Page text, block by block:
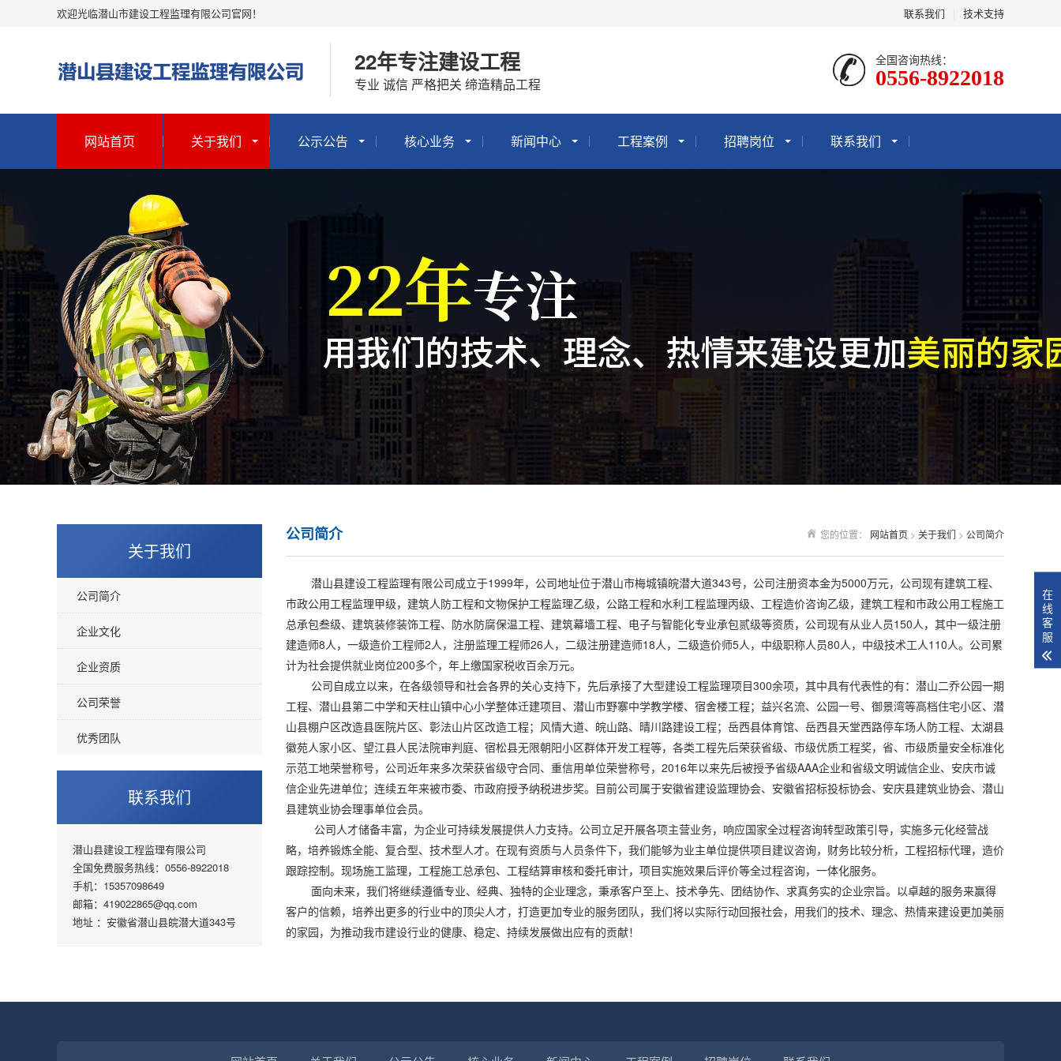
联系我们 技术支持
欢迎光临潜山市建设工程监理有限公司官网！
22年专注建设工程
专业 诚信 严格把关 缔造精品工程
全国咨询热线：
0556-8922018
网站首页 关于我们 公示公告 核心业务 新闻中心 工程案例 招聘岗位 联系我们
关于我们
公司简介
企业文化
企业资质
公司荣誉
优秀团队
联系我们
潜山县建设工程监理有限公司
全国免费服务热线：0556-8922018
手机：15357098649
邮箱：419022865@qq.com
地址 ：安徽省潜山县皖潜大道343号
您的位置： 网站首页 > 关于我们 > 公司简介
公司简介
潜山县建设工程监理有限公司成立于1999年，公司地址位于潜山市梅城镇皖潜大道343号，公司注册资本金为5000万元，公司现有建筑工程、
市政公用工程监理甲级，建筑人防工程和文物保护工程监理乙级，公路工程和水利工程监理丙级、工程造价咨询乙级，建筑工程和市政公用工程施工
总承包叁级、建筑装修装饰工程、防水防腐保温工程、建筑幕墙工程、电子与智能化专业承包贰级等资质，公司现有从业人员150人，其中一级注册
建造师8人，一级造价工程师2人，注册监理工程师26人，二级注册建造师18人，二级造价师5人，中级职称人员80人，中级技术工人110人。公司累
计为社会提供就业岗位200多个，年上缴国家税收百余万元。
公司自成立以来，在各级领导和社会各界的关心支持下，先后承接了大型建设工程监理项目300余项，其中具有代表性的有：潜山二乔公园一期
工程、潜山县第二中学和天柱山镇中心小学整体迁建项目、潜山市野寨中学教学楼、宿舍楼工程；益兴名流、公园一号、御景湾等高档住宅小区、潜
山县棚户区改造县医院片区、彰法山片区改造工程；风情大道、皖山路、晴川路建设工程；岳西县体育馆、岳西县天堂西路停车场人防工程、太湖县
徽苑人家小区、望江县人民法院审判庭、宿松县无限朝阳小区群体开发工程等，各类工程先后荣获省级、市级优质工程奖，省、市级质量安全标准化
示范工地荣誉称号，公司近年来多次荣获省级守合同、重信用单位荣誉称号，2016年以来先后被授予省级AAA企业和省级文明诚信企业、安庆市诚
信企业先进单位；连续五年来被市委、市政府授予纳税进步奖。目前公司属于安徽省建设监理协会、安徽省招标投标协会、安庆县建筑业协会、潜山
县建筑业协会理事单位会员。
公司人才储备丰富，为企业可持续发展提供人力支持。公司立足开展各项主营业务，响应国家全过程咨询转型政策引导，实施多元化经营战
略，培养锻炼全能、复合型、技术型人才。在现有资质与人员条件下，我们能够为业主单位提供项目建议咨询，财务比较分析，工程招标代理，造价
跟踪控制。现场施工监理，工程施工总承包、工程结算审核和委托审计，项目实施效果后评价等全过程咨询，一体化服务。
面向未来，我们将继续遵循专业、经典、独特的企业理念，秉承客户至上、技术争先、团结协作、求真务实的企业宗旨。以卓越的服务来赢得
客户的信赖，培养出更多的行业中的顶尖人才，打造更加专业的服务团队，我们将以实际行动回报社会，用我们的技术、理念、热情来建设更加美丽
的家园，为推动我市建设行业的健康、稳定、持续发展做出应有的贡献！
在
线
客
服